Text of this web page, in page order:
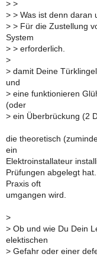
> >
> > Was ist denn daran
> > Für die Zustellung
System
> > erforderlich.
>
> damit Deine
und
> eine funktionieren
(oder
> ein Überbrückung (2
die theoretisch
ein
Elektroinstallateur
Prüfungen abgelegt
Praxis oft
umgangen wird.
>
> Ob und wie Du Dein
elektischen
> Gefahr oder einer